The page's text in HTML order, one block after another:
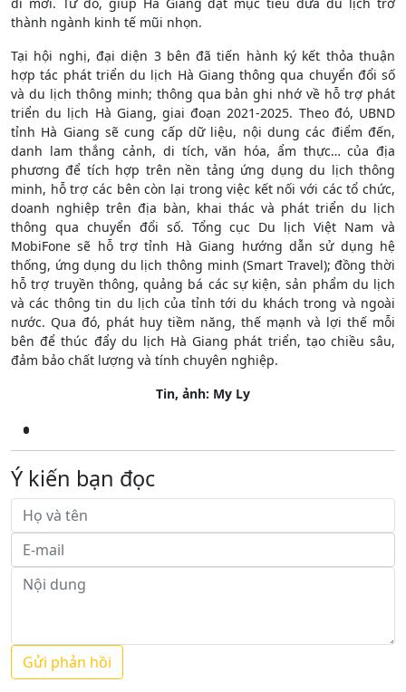
thành ngành kinh tế mũi nhọn.
Tại hội nghị, đại diện 3 bên đã tiến hành ký kết thỏa thuận
hợp tác phát triển du lịch Hà Giang thông qua chuyển đổi số
và du lịch thông minh; thông qua bản ghi nhớ về hỗ trợ phát
triển du lịch Hà Giang, giai đoạn 2021-2025. Theo đó, UBND
tỉnh Hà Giang sẽ cung cấp dữ liệu, nội dung các điểm đến,
danh lam thắng cảnh, di tích, văn hóa, ẩm thực… của địa
phương để tích hợp trên nền tảng ứng dụng du lịch thông
minh, hỗ trợ các bên còn lại trong việc kết nối với các tổ chức,
doanh nghiệp trên địa bàn, khai thác và phát triển du lịch
thông qua chuyển đổi số. Tổng cục Du lịch Việt Nam và
MobiFone sẽ hỗ trợ tỉnh Hà Giang hướng dẫn sử dụng hệ
thống, ứng dụng du lịch thông minh (Smart Travel); đồng thời
hỗ trợ truyền thông, quảng bá các sự kiện, sản phẩm du lịch
và các thông tin du lịch của tỉnh tới du khách trong và ngoài
nước. Qua đó, phát huy tiềm năng, thế mạnh và lợi thế mỗi
bên để thúc đẩy du lịch Hà Giang phát triển, tạo chiều sâu,
đảm bảo chất lượng và tính chuyên nghiệp.
Tin, ảnh: My Ly
Ý kiến bạn đọc